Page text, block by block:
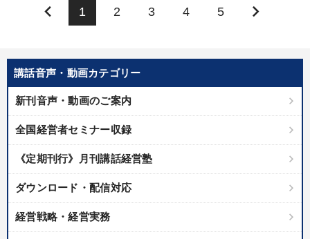
講話音声・動画カテゴリー
新刊音声・動画のご案内
全国経営者セミナー収録
《定期刊行》月刊講話経営塾
ダウンロード・配信対応
経営戦略・経営実務
keyboard_arrow_left 1 2 3 4 5 keyboard_arrow_right